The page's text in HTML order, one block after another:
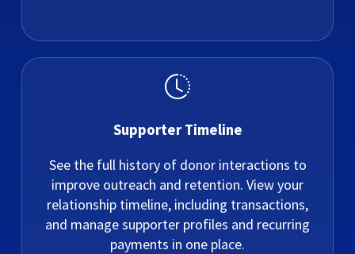
Supporter Timeline
See the full history of donor interactions to
improve outreach and retention. View your
relationship timeline, including transactions,
and manage supporter profiles and recurring
payments in one place.